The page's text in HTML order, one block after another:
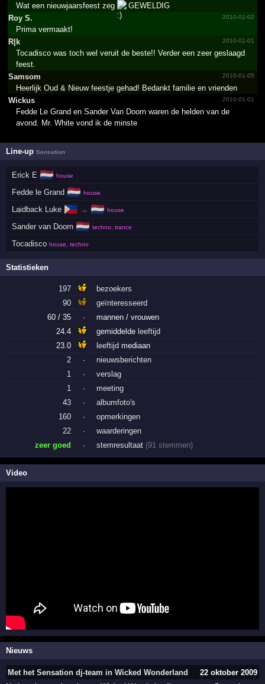
Wat een nieuwjaarsfeest zeg
GEWELDIG
Roy S.
2010-01-02
Prima vermaakt!
R|k
2010-01-01
Tocadisco was toch wel veruit de beste!! Verder een zeer geslaagd
feest.
Samsom
2010-01-05
Heerlijk Oud & Nieuw feestje gehad! Bedankt familie en vrienden
Wickus
2010-01-01
Fedde Le Grand en Sander Van Doorn waren de helden van de
avond. Mr. White vond ik de minste
Line-upSensation
Erick E 🇳🇱 house
Fedde le Grand 🇳🇱 house
Laidback Luke 🇵🇭 → 🇳🇱 house
Sander van Doorn 🇳🇱 techno, trance
Tocadisco house, techno
Statistieken
197
bezoekers
90
geïnteresseerd
60 / 35
·
mannen / vrouwen
24.4
gemiddelde leeftijd
23.0
leeftijd mediaan
2
·
nieuwsberichten
1
·
verslag
1
·
meeting
43
·
albumfoto's
160
·
opmerkingen
22
·
waarderingen
zeer goed
· stemresultaat (91 stemmen)
Video
Nieuws
Met het Sensation dj-team in Wicked Wonderland
22 oktober 2009